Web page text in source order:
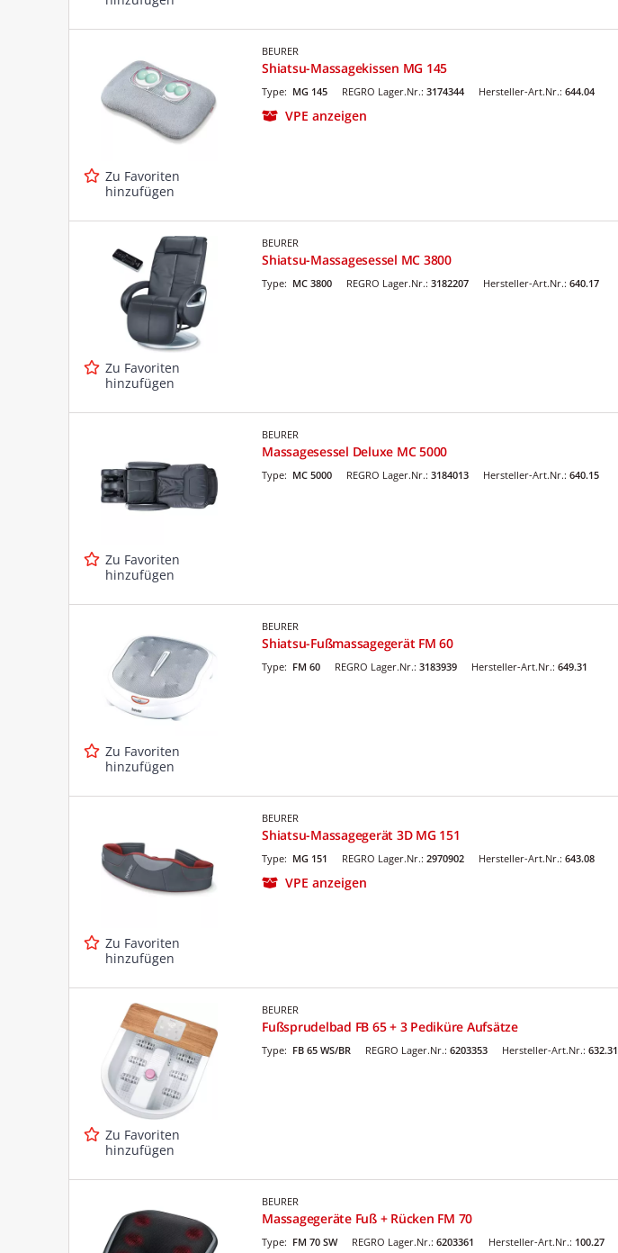
Zu Favoriten
hinzufügen
BEURER
Shiatsu-Massagekissen MG 145
REGRO Lager.Nr.: 3174344
Type: MG 145 Hersteller-Art.Nr.: 644.04
VPE anzeigen
Zu Favoriten
hinzufügen
BEURER
Shiatsu-Massagesessel MC 3800
REGRO Lager.Nr.: 3182207
Type: MC 3800 Hersteller-Art.Nr.: 640.17
Zu Favoriten
hinzufügen
BEURER
Massagesessel Deluxe MC 5000
REGRO Lager.Nr.: 3184013
Type: MC 5000 Hersteller-Art.Nr.: 640.15
Zu Favoriten
hinzufügen
BEURER
Shiatsu-Fußmassagegerät FM 60
REGRO Lager.Nr.: 3183939
Type: FM 60 Hersteller-Art.Nr.: 649.31
Zu Favoriten
hinzufügen
BEURER
Shiatsu-Massagegerät 3D MG 151
REGRO Lager.Nr.: 2970902
Type: MG 151 Hersteller-Art.Nr.: 643.08
VPE anzeigen
Zu Favoriten
hinzufügen
BEURER
Fußsprudelbad FB 65 + 3 Pediküre Aufsätze
REGRO Lager.Nr.: 6203353
Type: FB 65 WS/BR Hersteller-Art.Nr.: 632.31
BEURER
Massagegeräte Fuß + Rücken FM 70
REGRO Lager.Nr.: 6203361
Type: FM 70 SW Hersteller-Art.Nr.: 100.27